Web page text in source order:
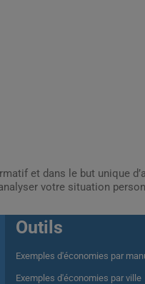
et dans le but unique
votre situation
Outils
Exemples d'économies par
Exemples d'économies par ville